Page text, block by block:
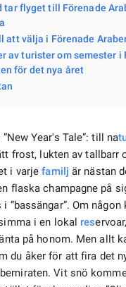
tar flyget till Förenade
att välja i Förenade
av turister om semester i
för det nya året
Year's Tale”: till na
frost, lukten av tallbarr
i varjefamilj är nästan
flaska champagne på
”bassängar”. Om någon
i en lokal res
på honom. Men allt
du åker för att fira det
Vit snö